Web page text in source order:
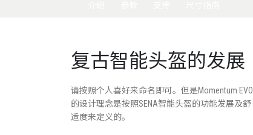
复古智能头盔的发展
请按照个人喜好来命名即可。但是Momentum EVO
的设计理念是按照SENA智能头盔的功能发展及舒
适度来定义的。